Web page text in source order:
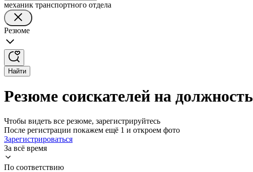
механик транспортного отдела
Резюме
Найти
Резюме соискателей на
Чтобы видеть все резюме, зарегистрируйтесь
После регистрации покажем ещё 1 и откроем фото
Зарегистрироваться
За всё время
По соответствию